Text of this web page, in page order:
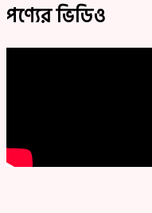
পণ্যের ভিডিও